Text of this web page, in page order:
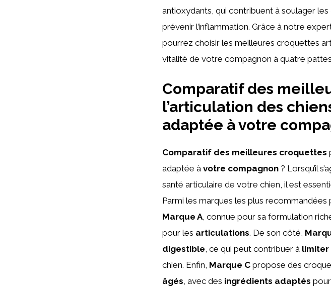
antioxydants, qui contribuent à soulager
prévenir l’inflammation. Grâce à notre
pourrez choisir les meilleures croquettes
vitalité de votre compagnon à quatre
Comparatif des
l’articulation des
adaptée à votre
Comparatif des meilleures croquettes
adaptée à votre compagnon ? Lorsqu’il
santé articulaire de votre chien, il est
Parmi les marques les plus
Marque A , connue pour sa formulation
pour les articulations. De son côté,
digestible , ce qui peut contribuer à limiter
chien. Enfin, Marque C propose des
âgés , avec des ingrédients adaptés